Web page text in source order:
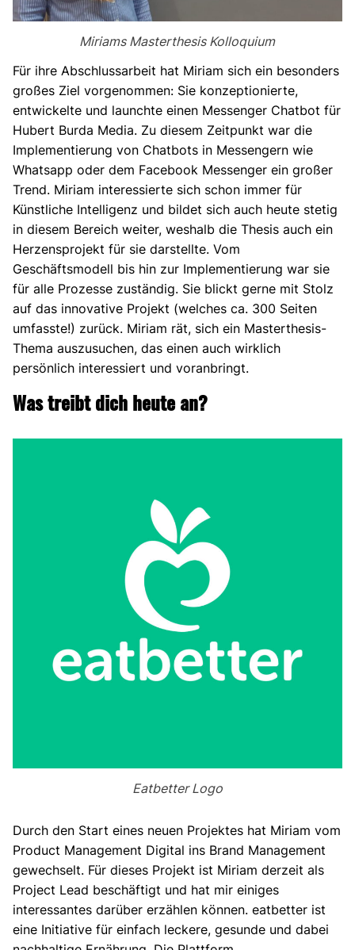
Miriams Masterthesis Kolloquium
Für ihre Abschlussarbeit hat Miriam sich ein besonders
großes Ziel vorgenommen: Sie konzeptionierte,
entwickelte und launchte einen Messenger Chatbot für
Hubert Burda Media. Zu diesem Zeitpunkt war die
Implementierung von Chatbots in Messengern wie
Whatsapp oder dem Facebook Messenger ein großer
Trend. Miriam interessierte sich schon immer für
Künstliche Intelligenz und bildet sich auch heute stetig
in diesem Bereich weiter, weshalb die Thesis auch ein
Herzensprojekt für sie darstellte. Vom
Geschäftsmodell bis hin zur Implementierung war sie
für alle Prozesse zuständig. Sie blickt gerne mit Stolz
auf das innovative Projekt (welches ca. 300 Seiten
umfasste!) zurück. Miriam rät, sich ein Masterthesis-
Thema auszusuchen, das einen auch wirklich
persönlich interessiert und voranbringt.
Was treibt dich heute an?
Eatbetter Logo
Durch den Start eines neuen Projektes hat Miriam vom
Product Management Digital ins Brand Management
gewechselt. Für dieses Projekt ist Miriam derzeit als
Project Lead beschäftigt und hat mir einiges
interessantes darüber erzählen können. eatbetter ist
eine Initiative für einfach leckere, gesunde und dabei